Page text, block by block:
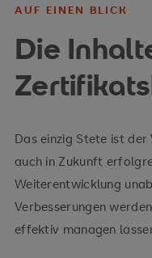
AUF EINEN BLICK
Die
Das einzig Stete ist
auch in Zukunft
Weiterentwicklung
Verbesserungen
effektiv managen